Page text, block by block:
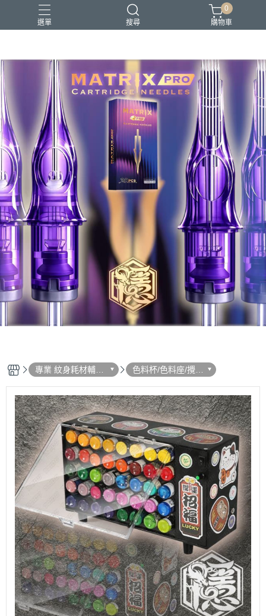
選單 搜尋
0
購物車
專業 紋身耗材輔助
用品 選單列表
色料杯/色料座/攪拌
機棒/搖搖機 - 系列